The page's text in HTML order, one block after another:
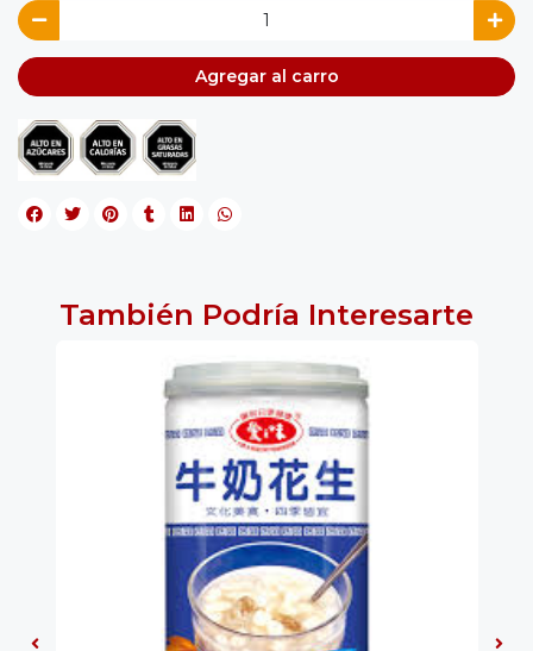
Agregar al carro
También Podría Interesarte